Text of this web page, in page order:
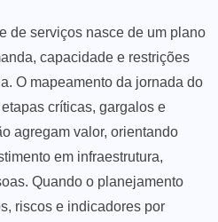
de serviços nasce de um plano
capacidade e restrições
O mapeamento da jornada do
críticas, gargalos e
agregam valor, orientando
em infraestrutura,
Quando o planejamento
riscos e indicadores por